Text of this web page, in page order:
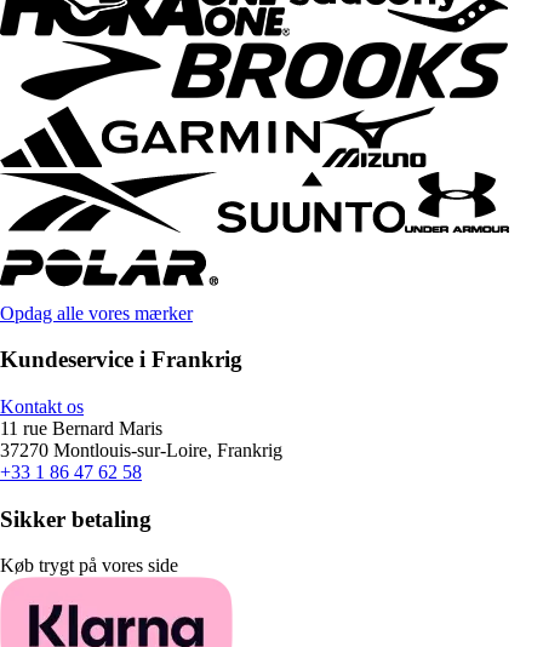
Opdag alle vores mærker
Kundeservice i Frankrig
Kontakt os
11 rue Bernard Maris
37270 Montlouis-sur-Loire, Frankrig
+33 1 86 47 62 58
Sikker betaling
Køb trygt på vores side